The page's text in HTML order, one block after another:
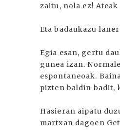
zaitu, nola ez!
Eta badaukazu
Egia esan, gertu
gunea izan.
espontaneoak.
pizten baldin badit,
Hasieran aipatu
martxan dagoen